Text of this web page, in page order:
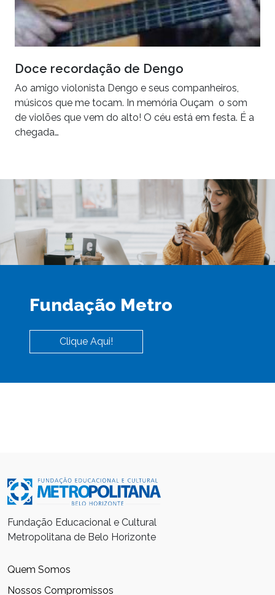
Doce recordação de Dengo
Ao amigo violonista Dengo e seus companheiros,
músicos que me tocam. In memória Ouçam o som
de violões que vem do alto! O céu está em festa. É a
chegada…
Fundação Metro
Clique Aqui!
Fundação Educacional e Cultural
Metropolitana de Belo Horizonte
Quem Somos
Nossos Compromissos